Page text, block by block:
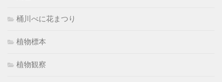
桶川べに花まつり
植物標本
植物観察